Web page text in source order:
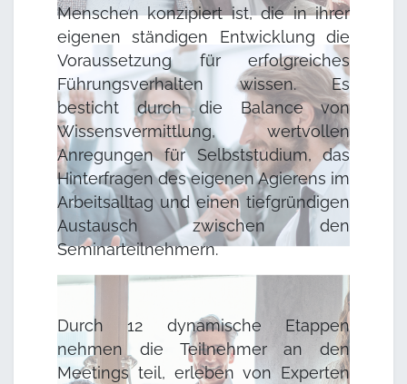
Menschen konzipiert ist, die in ihrer
eigenen ständigen Entwicklung die
Voraussetzung für erfolgreiches
Führungsverhalten wissen. Es
besticht durch die Balance von
Wissensvermittlung, wertvollen
Anregungen für Selbststudium, das
Hinterfragen des eigenen Agierens im
Arbeitsalltag und einen tiefgründigen
Austausch zwischen den
Seminarteilnehmern.
Durch 12 dynamische Etappen
nehmen die Teilnehmer an den
Meetings teil, erleben von Experten